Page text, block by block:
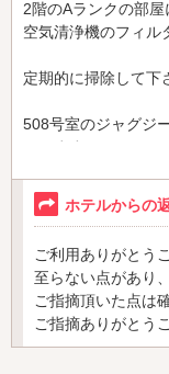
2階のAランクの部屋
空気清浄機のフィル
定期的に掃除して下
508号室のジャグジ
いします。
コスプレの衣装が
点かあります、変
ホテルからの
ご利用ありがとう
至らない点があり
ご指摘頂いた点は
ご指摘ありがとう